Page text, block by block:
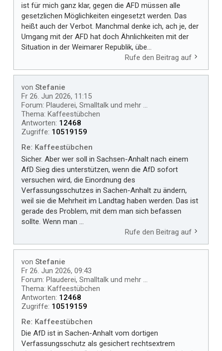
ist für mich ganz klar, gegen die AFD müssen alle
gesetzlichen Möglichkeiten eingesetzt werden. Das
heißt auch der Verbot. Manchmal denke ich, ach je, der
Umgang mit der AFD hat doch Ähnlichkeiten mit der
Situation in der Weimarer Republik, übe...
Rufe den Beitrag auf
von Stefanie
Fr 26. Jun 2026, 11:15
Forum: Plauderei, Smalltalk und mehr ...
Thema: Kaffeestübchen
Antworten: 12468
Zugriffe: 10519159
Re: Kaffeestübchen
Sicher. Aber wer soll in Sachsen-Anhalt nach einem
AfD Sieg dies unterstützen, wenn die AfD sofort
versuchen wird, die Einordnung des
Verfassungsschutzes in Sachen-Anhalt zu ändern,
weil sie die Mehrheit im Landtag haben werden. Das ist
gerade des Problem, mit dem man sich befassen
sollte. Wenn man ...
Rufe den Beitrag auf
von Stefanie
Fr 26. Jun 2026, 09:43
Forum: Plauderei, Smalltalk und mehr ...
Thema: Kaffeestübchen
Antworten: 12468
Zugriffe: 10519159
Re: Kaffeestübchen
Die AfD ist in Sachen-Anhalt vom dortigen
Verfassungsschutz als gesichert rechtsextrem